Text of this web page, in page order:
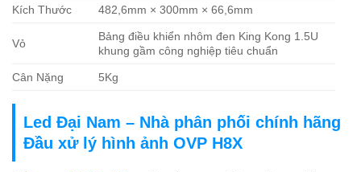
Kích Thước 482,6mm × 300mm × 66,6mm
Vỏ
Bảng điều khiển nhôm đen King Kong 1.5U
khung gầm công nghiệp tiêu chuẩn
Cân Nặng 5Kg
Led Đại Nam – Nhà phân phối chính hãng
Đầu xử lý hình ảnh OVP H8X